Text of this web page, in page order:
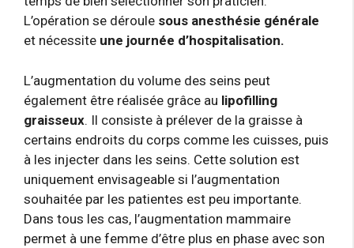
L’opération se déroule sous anesthésie générale
et nécessite une journée d’hospitalisation.
L’augmentation du volume des seins peut
également être réalisée grâce au lipofilling
graisseux. Il consiste à prélever de la graisse à
certains endroits du corps comme les cuisses, puis
à les injecter dans les seins. Cette solution est
uniquement envisageable si l’augmentation
souhaitée par les patientes est peu importante.
Dans tous les cas, l’augmentation mammaire
permet à une femme d’être plus en phase avec son